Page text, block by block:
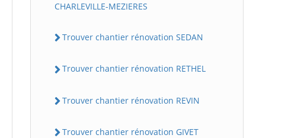
CHARLEVILLE-MEZIERES
Trouver chantier rénovation SEDAN
Trouver chantier rénovation RETHEL
Trouver chantier rénovation REVIN
Trouver chantier rénovation GIVET